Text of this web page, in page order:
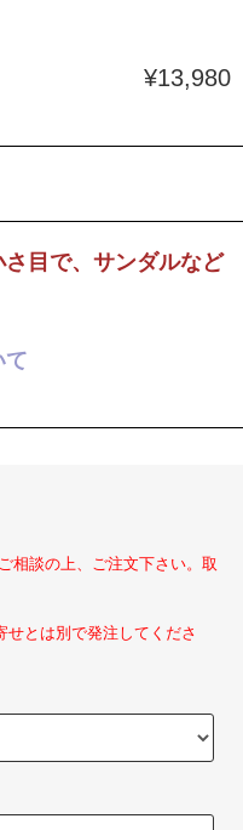
¥13,980
目で、サンダルなど
て
相談の上、ご注文下さい。取
とは別で発注してくださ